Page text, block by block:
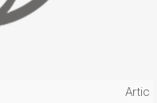
Artic